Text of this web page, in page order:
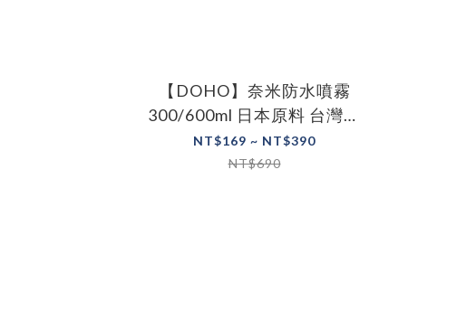
【DOHO】奈米防水噴霧
300/600ml 日本原料 台灣製
鞋子噴霧 防雨噴霧 防潑水
NT$169 ~ NT$390
NT$690